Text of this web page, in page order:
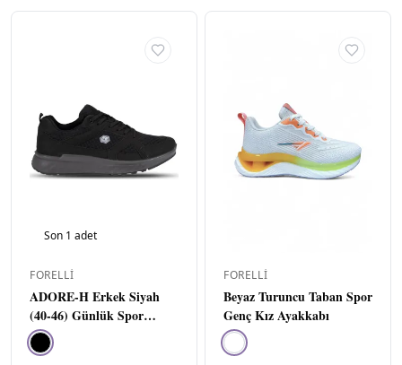
YAŞ
GRUBU
Yetişkin 1
Son 1 adet
FORELLI
ADORE-H Erkek Siyah
(40-46) Günlük Spor
Ayakkabı
FORELLI
Beyaz Turuncu Taban Spor
Genç Kız Ayakkabı